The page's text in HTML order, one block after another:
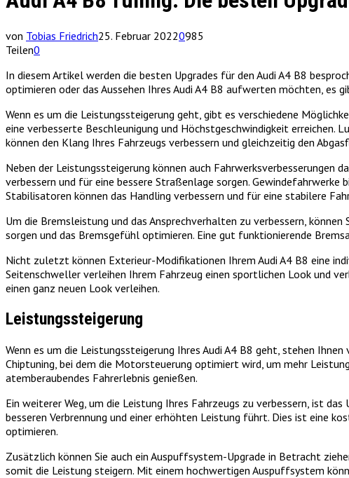
von Tobias Friedrich25. Februar 20220985
Teilen0
In diesem Artikel werden die besten Upgrades für den Audi A4 B8
optimieren oder das Aussehen Ihres Audi A4 B8 aufwerten möchten, es
Wenn es um die Leistungssteigerung geht, gibt es verschiedene
eine verbesserte Beschleunigung und Höchstgeschwindigkeit
können den Klang Ihres Fahrzeugs verbessern und gleichzeitig den
Neben der Leistungssteigerung können auch
verbessern und für eine bessere Straßenlage sorgen.
Stabilisatoren können das Handling verbessern und für eine stabilere
Um die Bremsleistung und das Ansprechverhalten zu verbessern,
sorgen und das Bremsgefühl optimieren. Eine gut funktionierende
Nicht zuletzt können Exterieur-Modifikationen Ihrem Audi A4 B8 eine
Seitenschweller verleihen Ihrem Fahrzeug einen sportlichen Look und
einen ganz neuen Look verleihen.
Leistungssteigerung
Wenn es um die Leistungssteigerung Ihres Audi A4 B8 geht, stehen
Chiptuning, bei dem die Motorsteuerung optimiert wird, um mehr
atemberaubendes Fahrerlebnis genießen.
Ein weiterer Weg, um die Leistung Ihres Fahrzeugs zu verbessern, ist
besseren Verbrennung und einer erhöhten Leistung führt. Dies ist eine
optimieren.
Zusätzlich können Sie auch ein Auspuffsystem-Upgrade in Betracht
somit die Leistung steigern. Mit einem hochwertigen Auspuffsystem